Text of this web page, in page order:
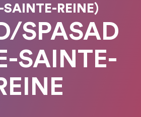
SAINTE-REINE)
SPASAD
SAINTE-